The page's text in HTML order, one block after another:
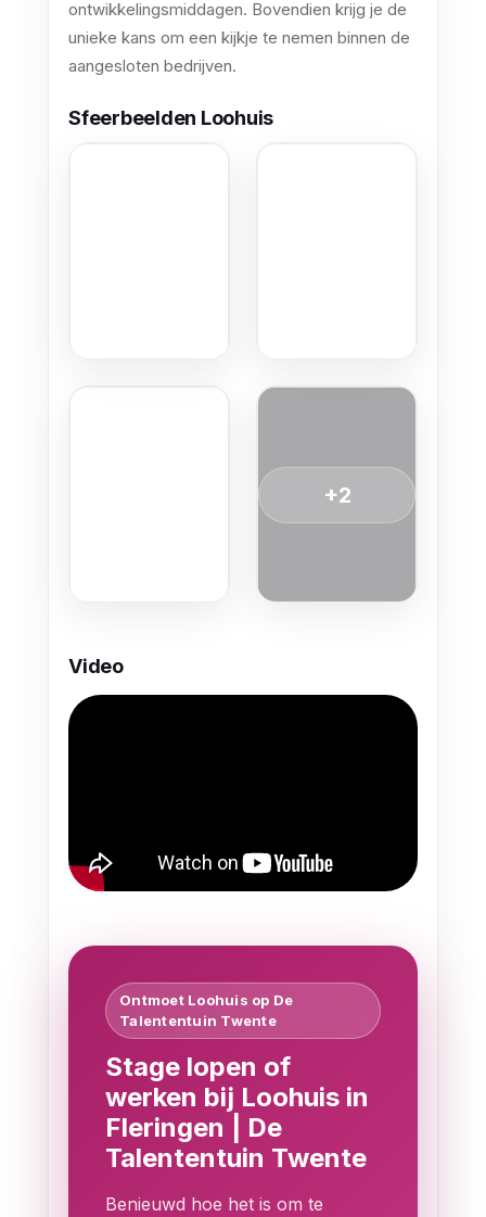
ontwikkelingsmiddagen. Bovendien krijg je de
unieke kans om een kijkje te nemen binnen de
aangesloten bedrijven.
Sfeerbeelden Loohuis
+2
Video
Ontmoet Loohuis op De
Talententuin Twente
Stage lopen of
werken bij Loohuis in
Fleringen | De
Talententuin Twente
Benieuwd hoe het is om te